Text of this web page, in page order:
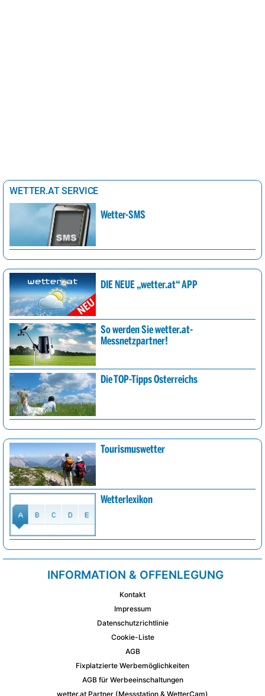
WETTER.AT SERVICE
Wetter-SMS
DIE NEUE „wetter.at“ APP
So werden Sie wetter.at-
Messnetzpartner!
Die TOP-Tipps Österreichs
Tourismuswetter
Wetterlexikon
INFORMATION & OFFENLEGUNG
Kontakt
Impressum
Datenschutzrichtlinie
Cookie-Liste
AGB
Fixplatzierte Werbemöglichkeiten
AGB für Werbeeinschaltungen
wetter.at Partner (Messstation & WetterCam)